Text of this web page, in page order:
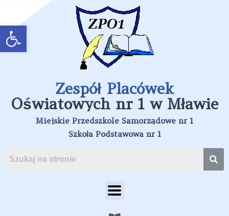
Open toolbar
Zespół Placówek
Oświatowych nr 1 w Mławie
Miejskie Przedszkole Samorządowe nr 1
Szkoła Podstawowa nr 1